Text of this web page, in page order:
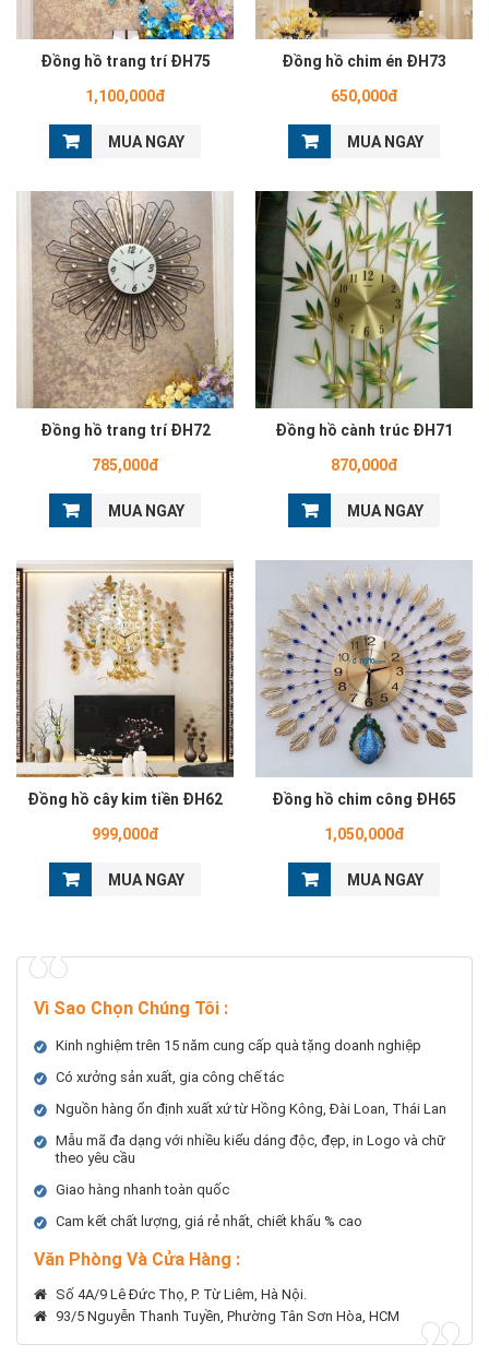
Đồng hồ trang trí ĐH75
1,100,000đ
MUA NGAY
Đồng hồ chim én ĐH73
650,000đ
MUA NGAY
Đồng hồ trang trí ĐH72
785,000đ
MUA NGAY
Đồng hồ cành trúc ĐH71
870,000đ
MUA NGAY
Đồng hồ cây kim tiền ĐH62
999,000đ
MUA NGAY
Đồng hồ chim công ĐH65
1,050,000đ
MUA NGAY
Vì Sao Chọn Chúng Tôi :
Kinh nghiệm trên 15 năm cung cấp quà tặng doanh nghiệp
Có xưởng sản xuất, gia công chế tác
Nguồn hàng ổn định xuất xứ từ Hồng Kông, Đài Loan, Thái Lan
Mẫu mã đa dạng với nhiều kiểu dáng độc, đẹp, in Logo và chữ
theo yêu cầu
Giao hàng nhanh toàn quốc
Cam kết chất lượng, giá rẻ nhất, chiết khấu % cao
Văn Phòng Và Cửa Hàng :
Số 4A/9 Lê Đức Thọ, P. Từ Liêm, Hà Nội.
93/5 Nguyễn Thanh Tuyền, Phường Tân Sơn Hòa, HCM